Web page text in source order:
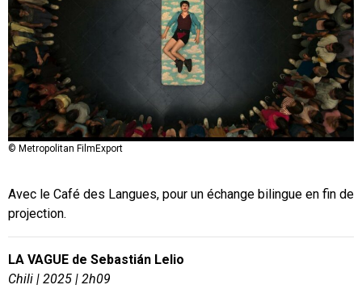
© Metropolitan FilmExport
Avec le Café des Langues, pour un échange bilingue en fin de
projection.
LA VAGUE de Sebastián Lelio
Chili | 2025 | 2h09